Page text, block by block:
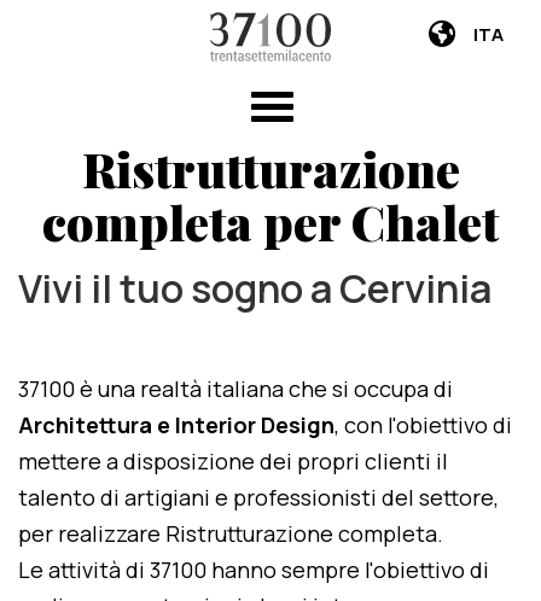
ITA
Ristrutturazione
completa per Chalet
Vivi il tuo sogno a Cervinia
37100 è una realtà italiana che si occupa di
Architettura e Interior Design, con l'obiettivo di
mettere a disposizione dei propri clienti il
talento di artigiani e professionisti del settore,
per realizzare Ristrutturazione completa.
Le attività di 37100 hanno sempre l'obiettivo di